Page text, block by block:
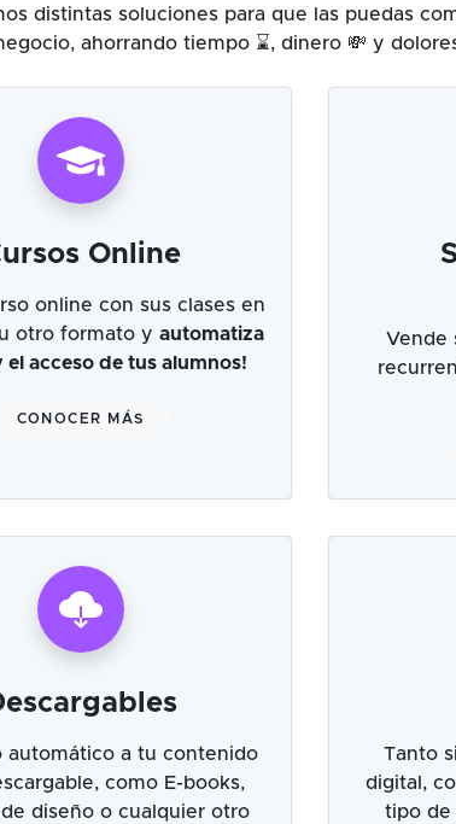
distintas soluciones para que las puedas
ahorrando tiempo ⌛, dinero 💸 y
Online
online con sus clases en
otro formato y automatiza
el acceso de tus alumnos!
CONOCER MÁS
Vende
automático a tu contenido
como E-books,
diseño o cualquier otro
Tanto
digital,
tipo de